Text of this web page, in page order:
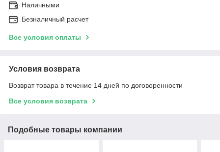
Наличными
Безналичный расчет
Все условия оплаты
Условия возврата
Возврат товара в течение 14 дней по договоренности
Все условия возврата
Подобные товары компании